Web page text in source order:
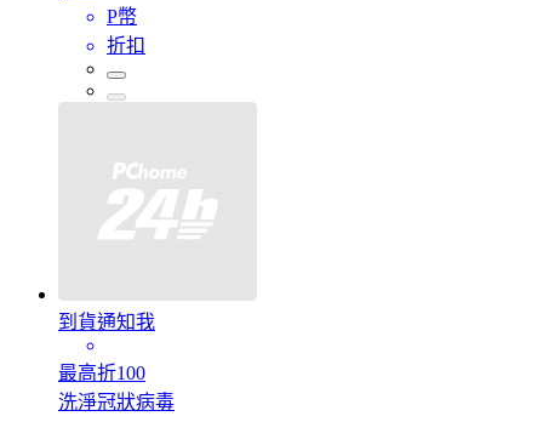
P幣
折扣
到貨通知我
最高折100
洗淨冠狀病毒